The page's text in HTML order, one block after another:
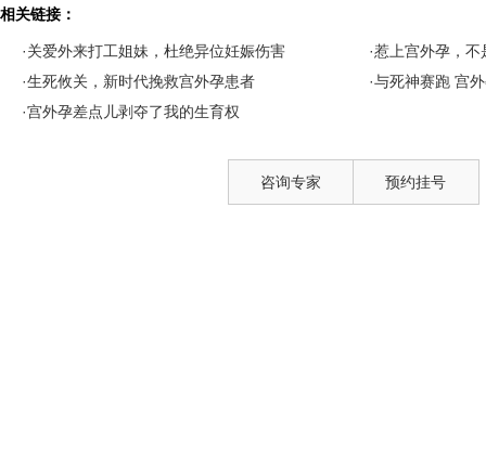
相关链接：
·关爱外来打工姐妹，杜绝异位妊娠伤害
·惹上宫外孕，
·生死攸关，新时代挽救宫外孕患者
·与死神赛跑 宫
·宫外孕差点儿剥夺了我的生育权
咨询专家 预约挂号